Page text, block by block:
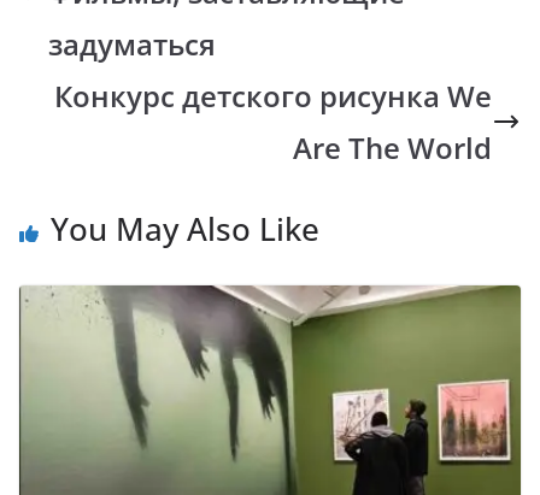
k p k
задуматься
Конкурс детского рисунка We
Are The World
You May Also Like